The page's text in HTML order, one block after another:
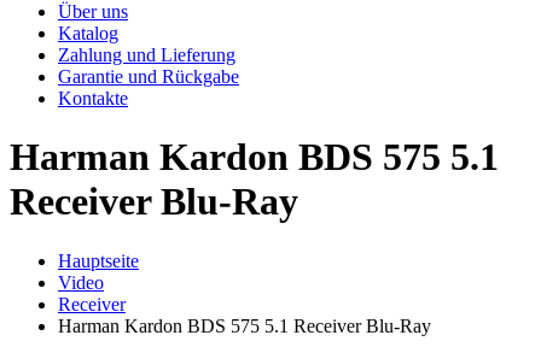
Über uns
Katalog
Zahlung und Lieferung
Garantie und Rückgabe
Kontakte
Harman Kardon BDS 575 5.1
Receiver Blu-Ray
Hauptseite
Video
Receiver
Harman Kardon BDS 575 5.1 Receiver Blu-Ray